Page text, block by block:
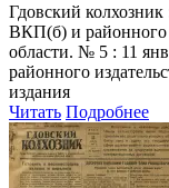
Гдовский колхозник
ВКП(б) и районного
области. № 5 : 11
районного
издания
Читать Подробнее